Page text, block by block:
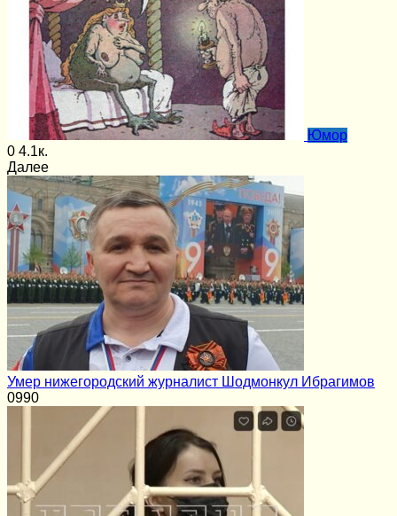
Юмор
0 4.1к.
Далее
Умер нижегородский журналист Шодмонкул Ибрагимов
0990